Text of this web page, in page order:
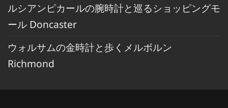
ルシアンピカールの腕時計と巡るショッピングモ
ール Doncaster
ウォルサムの金時計と歩くメルボルン
Richmond